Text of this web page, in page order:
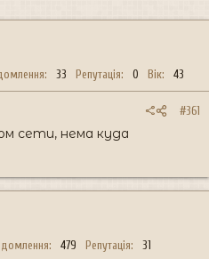
33 Репутація 0 Вік 43
#361
сети, нема куда
479 Репутація 31